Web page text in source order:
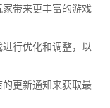
带来更丰富的游戏
行优化和调整，以
更新通知来获取最